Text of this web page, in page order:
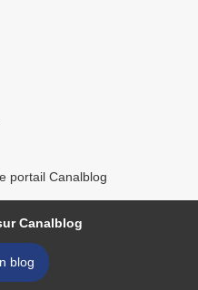
portail Canalblog
Canalblog
blog